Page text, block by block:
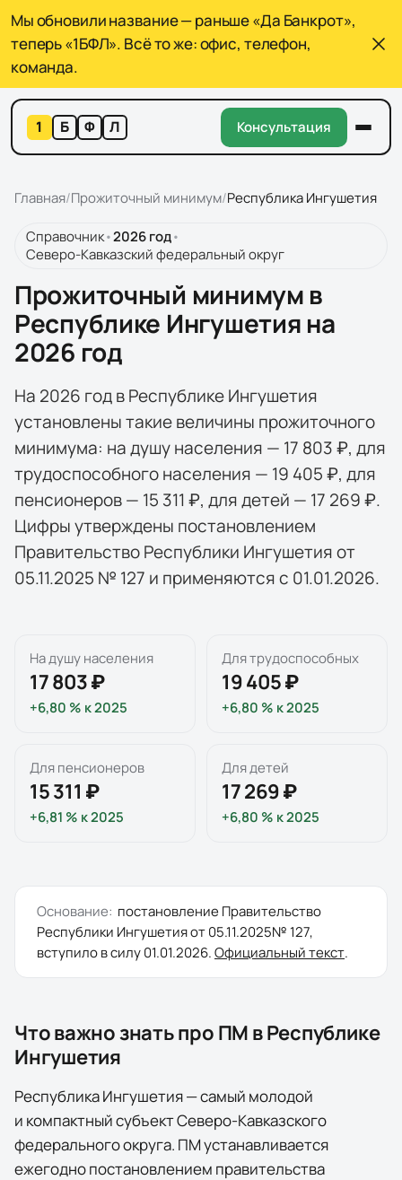
Мы обновили название — раньше «Да Банкрот»,
теперь «1БФЛ». Всё то же: офис, телефон,
команда.
1 Б Ф Л Консультация
Главная/Прожиточный минимум/Республика Ингушетия
Справочник•2026год•
Северо-Кавказский федеральный округ
Прожиточный минимум в
Республике Ингушетия на
2026 год
На 2026 год в Республике Ингушетия
установлены такие величины прожиточного
минимума: на душу населения — 17 803 ₽, для
трудоспособного населения — 19 405 ₽, для
пенсионеров — 15 311 ₽, для детей — 17 269 ₽.
Цифры утверждены постановлением
Правительство Республики Ингушетия от
05.11.2025 № 127 и применяются с 01.01.2026.
На душу населения
17 803 ₽
+6,80 % к2025
Для трудоспособных
19 405 ₽
+6,80 % к2025
Для пенсионеров
15 311 ₽
+6,81 % к2025
Для детей
17 269 ₽
+6,80 % к2025
Основание: постановлениеПравительство
Республики Ингушетияот05.11.2025№ 127,
вступило в силу01.01.2026.Официальный текст.
Что важно знать про ПМ вРеспублике
Ингушетия
Республика Ингушетия — самый молодой
и компактный субъект Северо-Кавказского
федерального округа. ПМ устанавливается
ежегодно постановлением правительства